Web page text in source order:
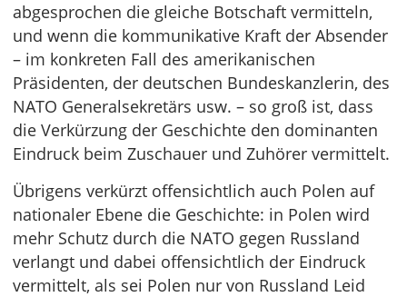
abgesprochen die gleiche Botschaft vermitteln,
und wenn die kommunikative Kraft der Absender
– im konkreten Fall des amerikanischen
Präsidenten, der deutschen Bundeskanzlerin, des
NATO Generalsekretärs usw. – so groß ist, dass
die Verkürzung der Geschichte den dominanten
Eindruck beim Zuschauer und Zuhörer vermittelt.
Übrigens verkürzt offensichtlich auch Polen auf
nationaler Ebene die Geschichte: in Polen wird
mehr Schutz durch die NATO gegen Russland
verlangt und dabei offensichtlich der Eindruck
vermittelt, als sei Polen nur von Russland Leid